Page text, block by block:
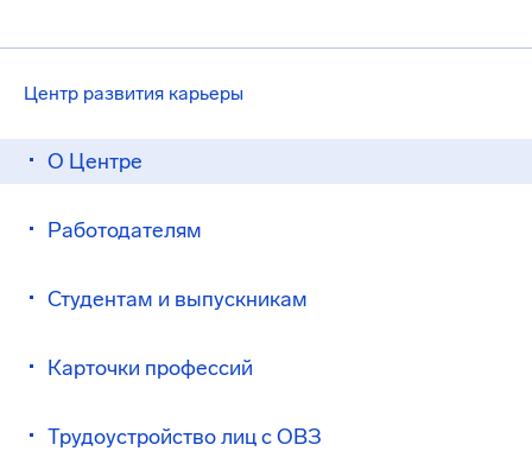
Центр развития карьеры
О Центре
Работодателям
Студентам и выпускникам
Карточки профессий
Трудоустройство лиц с ОВЗ